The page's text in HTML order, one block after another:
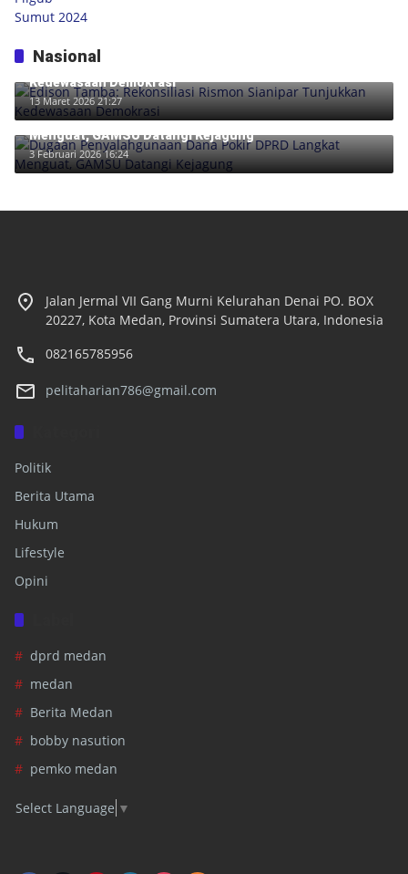
Nasional
Edison Tamba: Rekonsiliasi Rismon Sianipar Tunjukkan
Kedewasaan Demokrasi
13 Maret 2026 21:27
Dugaan Penyalahgunaan Dana Pokir DPRD Langkat
Menguat, GAMSU Datangi Kejagung
3 Februari 2026 16:24
Jalan Jermal VII Gang Murni Kelurahan Denai PO. BOX
20227, Kota Medan, Provinsi Sumatera Utara, Indonesia
082165785956
pelitaharian786@gmail.com
Politik
Berita Utama
Hukum
Lifestyle
Opini
dprd medan
medan
Berita Medan
bobby nasution
pemko medan
Select Language ▼